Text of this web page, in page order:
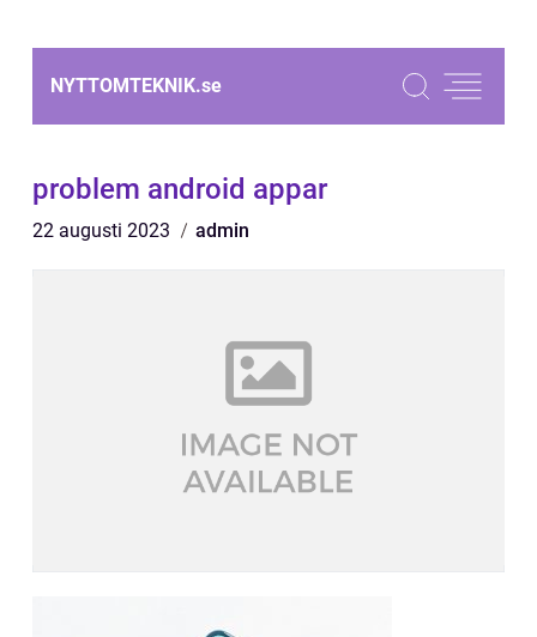
NYTTOMTEKNIK.se
problem android appar
22 augusti 2023 admin